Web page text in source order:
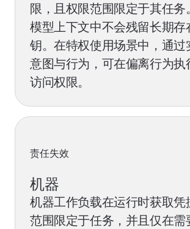
限，且权限范围限定于其任务
模型上下文中不会残留长期存
钥。在特权使用场景中，通过
意图与行为，可在偏离行为执
访问权限。
责任失效
机器
机器工作负载在运行时获取凭
范围限定于任务，并且仅在需